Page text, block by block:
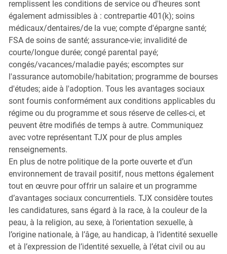
remplissent les conditions de service ou d'heures sont
également admissibles à : contrepartie 401(k); soins
médicaux/dentaires/de la vue; compte d'épargne santé;
FSA de soins de santé; assurance-vie; invalidité de
courte/longue durée; congé parental payé;
congés/vacances/maladie payés; escomptes sur
l'assurance automobile/habitation; programme de bourses
d'études; aide à l'adoption. Tous les avantages sociaux
sont fournis conformément aux conditions applicables du
régime ou du programme et sous réserve de celles-ci, et
peuvent être modifiés de temps à autre. Communiquez
avec votre représentant TJX pour de plus amples
renseignements.
En plus de notre politique de la porte ouverte et d’un
environnement de travail positif, nous mettons également
tout en œuvre pour offrir un salaire et un programme
d’avantages sociaux concurrentiels. TJX considère toutes
les candidatures, sans égard à la race, à la couleur de la
peau, à la religion, au sexe, à l’orientation sexuelle, à
l’origine nationale, à l’âge, au handicap, à l’identité sexuelle
et à l’expression de l’identité sexuelle, à l’état civil ou au